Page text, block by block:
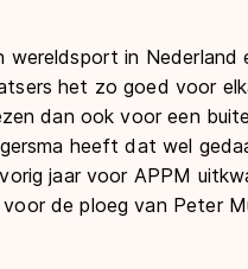
wereldsport in Nederland
het zo goed voor
dan ook voor een
heeft dat wel
jaar voor APPM
de ploeg van Peter